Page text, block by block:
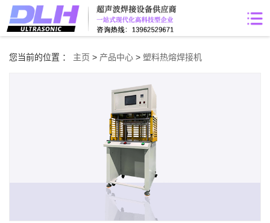
您当前的位置 ： 主页 > 产品中心 > 塑料热熔焊接机